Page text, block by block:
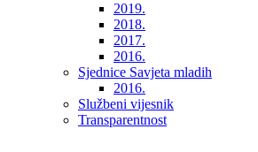
2019.
2018.
2017.
2016.
Sjednice Savjeta mladih
2016.
Službeni vijesnik
Transparentnost